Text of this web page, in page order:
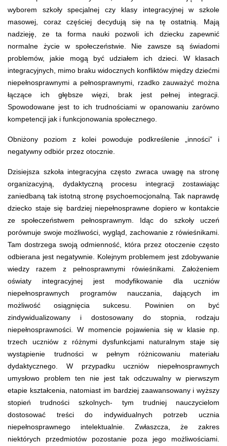
wyborem szkoły specjalnej czy klasy integracyjnej w szkole
masowej, coraz częściej decydują się na tę ostatnią. Mają
nadzieję, ze ta forma nauki pozwoli ich dziecku zapewnić
normalne życie w społeczeństwie. Nie zawsze są świadomi
problemów, jakie mogą być udziałem ich dzieci. W klasach
integracyjnych, mimo braku widocznych konfliktów między dziećmi
niepełnosprawnymi a pełnosprawnymi, rzadko zauważyć można
łączące ich głębsze więzi, brak jest pełnej integracji.
Spowodowane jest to ich trudnościami w opanowaniu zarówno
kompetencji jak i funkcjonowania społecznego.
Obniżony poziom z kolei powoduje podkreślenie „inności” i
negatywny odbiór przez otocznie.
Dzisiejsza szkoła integracyjna często zwraca uwagę na stronę
organizacyjną, dydaktyczną procesu integracji zostawiając
zaniedbaną tak istotną stronę psychoemocjonalną. Tak naprawdę
dziecko staje się bardziej niepełnosprawne dopiero w kontakcie
ze społeczeństwem pełnosprawnym. Idąc do szkoły uczeń
porównuje swoje możliwości, wygląd, zachowanie z rówieśnikami.
Tam dostrzega swoją odmienność, która przez otoczenie często
odbierana jest negatywnie. Kolejnym problemem jest zdobywanie
wiedzy razem z pełnosprawnymi rówieśnikami. Założeniem
oświaty integracyjnej jest modyfikowanie dla uczniów
niepełnosprawnych programów nauczania, dających im
możliwość osiągnięcia sukcesu. Powinien on być
zindywidualizowany i dostosowany do stopnia, rodzaju
niepełnosprawności. W momencie pojawienia się w klasie np.
trzech uczniów z różnymi dysfunkcjami naturalnym staje się
wystąpienie trudności w pełnym różnicowaniu materiału
dydaktycznego. W przypadku uczniów niepełnosprawnych
umysłowo problem ten nie jest tak odczuwalny w pierwszym
etapie kształcenia, natomiast im bardziej zaawansowany i wyższy
stopień trudności szkolnych- tym trudniej nauczycielom
dostosować treści do indywidualnych potrzeb ucznia
niepełnosprawnego intelektualnie. Zwłaszcza, że zakres
niektórych przedmiotów pozostanie poza jego możliwościami.